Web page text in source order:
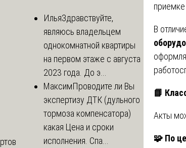
В
📘
Акты
🧩По
ИльяЗдравствуйте,
являюсь владельцем
однокомнатной квартиры
на первом этаже с августа
2023 года. До э...
МаксимПроводите ли Вы
экспертизу ДТК (дульного
тормоза компенсатора)
какая Цена и сроки
исполнения. Спа...